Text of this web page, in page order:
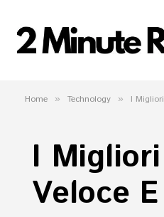
Home » Technology » I
I
Veloce